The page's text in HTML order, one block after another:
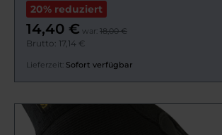
20% reduziert
14,40 € war: 18,00 €
Brutto: 17,14 €
Lieferzeit: Sofort verfügbar